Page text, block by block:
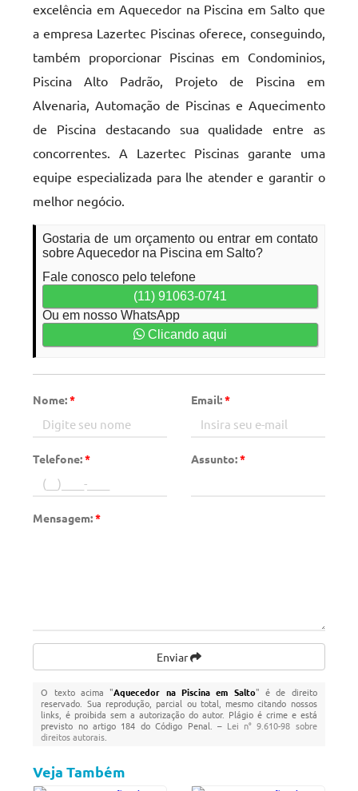
excelência em Aquecedor na Piscina em Salto que
a empresa Lazertec Piscinas oferece, conseguindo,
também proporcionar Piscinas em Condominios,
Piscina Alto Padrão, Projeto de Piscina em
Alvenaria, Automação de Piscinas e Aquecimento
de Piscina destacando sua qualidade entre as
concorrentes. A Lazertec Piscinas garante uma
equipe especializada para lhe atender e garantir o
melhor negócio.
Gostaria de um orçamento ou entrar em contato
sobre Aquecedor na Piscina em Salto?
Fale conosco pelo telefone
(11) 91063-0741
Ou em nosso WhatsApp
Clicando aqui
Nome:* Email:*
Telefone:* Assunto:*
Mensagem:*
Enviar
O texto acima "Aquecedor na Piscina em Salto" é de direito
reservado. Sua reprodução, parcial ou total, mesmo citando nossos
links, é proibida sem a autorização do autor. Plágio é crime e está
previsto no artigo 184 do Código Penal. – Lei n° 9.610-98 sobre
direitos autorais
Veja Também